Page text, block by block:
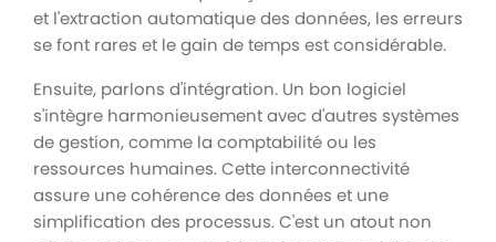
et l'extraction automatique des données, les erreurs
se font rares et le gain de temps est considérable.
Ensuite, parlons d'intégration. Un bon logiciel
s'intègre harmonieusement avec d'autres systèmes
de gestion, comme la comptabilité ou les
ressources humaines. Cette interconnectivité
assure une cohérence des données et une
simplification des processus. C'est un atout non